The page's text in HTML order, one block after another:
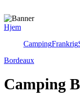
Hjem
CampingFrankrig
Bordeaux
Camping